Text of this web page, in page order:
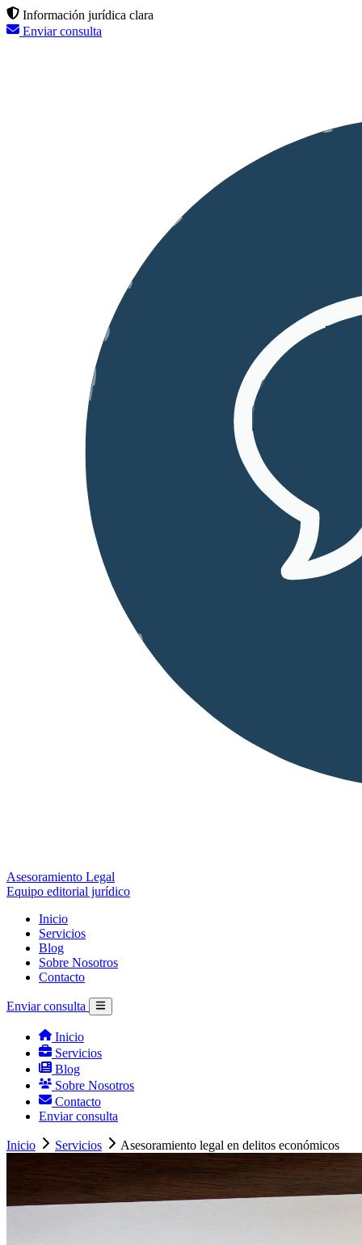
Información jurídica clara
Enviar consulta
Asesoramiento Legal
Equipo editorial jurídico
Inicio
Servicios
Blog
Sobre Nosotros
Contacto
Enviar consulta
Inicio
Servicios
Blog
Sobre Nosotros
Contacto
Enviar consulta
Inicio Servicios Asesoramiento legal en delitos económicos